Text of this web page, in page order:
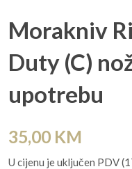
Morakniv
Duty (C)
upotrebu
35,00 KM
U cijenu je uključen PDV